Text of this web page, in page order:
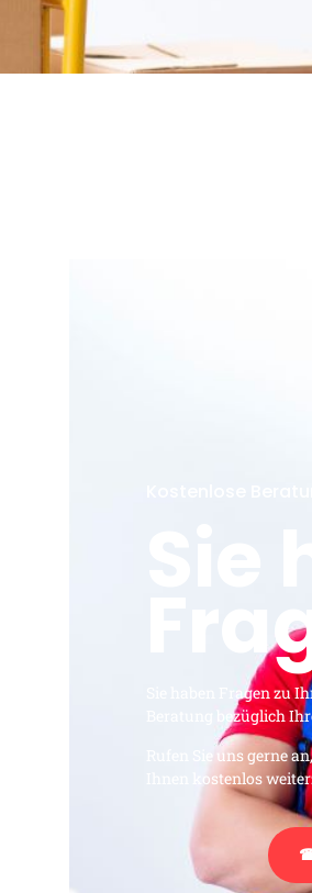
Sie haben Fragen zu
Beratung bezüglich
Rufen Sie uns gerne
Ihnen kostenlos